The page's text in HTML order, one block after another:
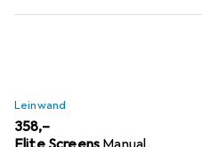
Leinwand
EUR
358,–